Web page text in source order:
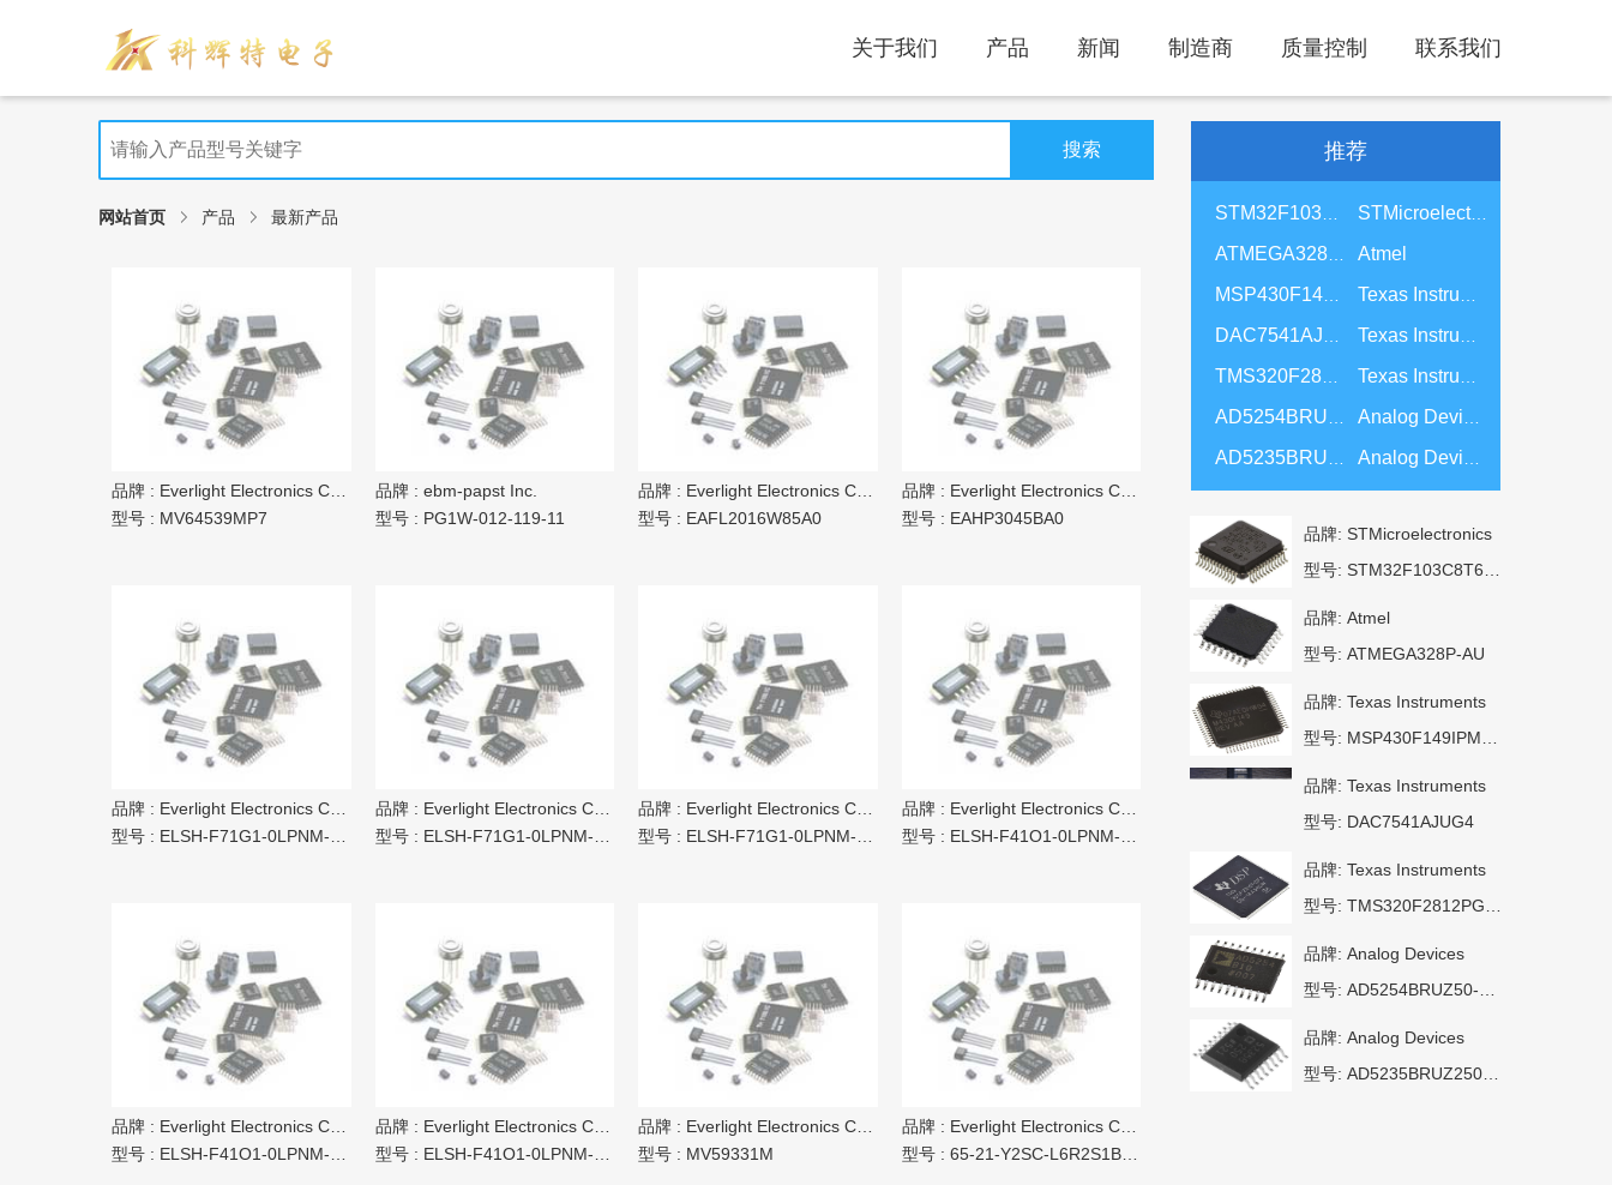
关于我们 产品 新闻 制造商 质量控制 联系我们
推荐
STMicroelectronics
Atmel
品牌: STMicroelectronics
型号: STM32F103C8T6TR
品牌: Atmel
型号: ATMEGA328P-AU
品牌: Texas Instruments
型号: MSP430F149IPMR-KAM
品牌: Texas Instruments
型号: DAC7541AJUG4
品牌: Texas Instruments
型号: TMS320F2812PGFAG4
品牌: Analog Devices
型号: AD5254BRUZ50-RL7
品牌: Analog Devices
型号: AD5235BRUZ250-R7
搜索
网站首页 产品 最新产品
品牌 : Everlight Electronics Co Ltd
型号 : MV64539MP7
品牌 : ebm-papst Inc.
型号 : PG1W-012-119-11
品牌 : Everlight Electronics Co Ltd
型号 : EAFL2016W85A0
品牌 : Everlight Electronics Co Ltd
型号 : EAHP3045BA0
品牌 : Everlight Electronics Co Ltd
型号 : ELSH-F71G1-0LPNM-CG2G3
品牌 : Everlight Electronics Co Ltd
型号 : ELSH-F71G1-0LPNM-CG2G3
品牌 : Everlight Electronics Co Ltd
型号 : ELSH-F71G1-0LPNM-CG2G3
品牌 : Everlight Electronics Co Ltd
型号 : ELSH-F41O1-0LPNM-AR3R4
品牌 : Everlight Electronics Co Ltd
型号 : ELSH-F41O1-0LPNM-AR3R4
品牌 : Everlight Electronics Co Ltd
型号 : ELSH-F41O1-0LPNM-AR3R4
品牌 : Everlight Electronics Co Ltd
型号 : MV59331M
品牌 : Everlight Electronics Co Ltd
型号 : 65-21-Y2SC-L6R2S1B0E-2T8-AM